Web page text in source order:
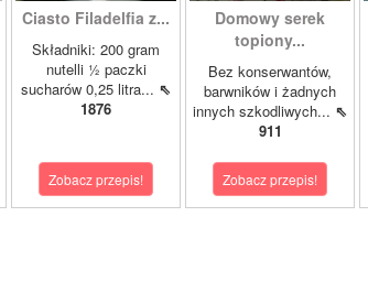
Ciasto Filadelfia z...
Składniki: 200 gram
nutelli ½ paczki
sucharów 0,25 litra... ⇖
1876
Zobacz przepis!
Domowy serek
topiony...
Bez konserwantów,
barwników i żadnych
innych szkodliwych... ⇖
911
Zobacz przepis!